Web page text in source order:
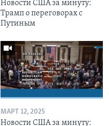
Новости США за минуту:
Трамп о переговорах с
Путиным
МАРТ 12, 2025
Новости США за минуту: